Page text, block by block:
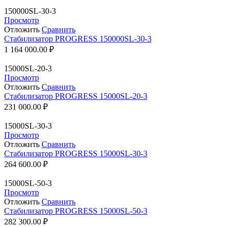
150000SL-30-3
Просмотр
Отложить Сравнить
Стабилизатор PROGRESS 150000SL-30-3
1 164 000.00 ₽
15000SL-20-3
Просмотр
Отложить Сравнить
Стабилизатор PROGRESS 15000SL-20-3
231 000.00 ₽
15000SL-30-3
Просмотр
Отложить Сравнить
Стабилизатор PROGRESS 15000SL-30-3
264 600.00 ₽
15000SL-50-3
Просмотр
Отложить Сравнить
Стабилизатор PROGRESS 15000SL-50-3
282 300.00 ₽